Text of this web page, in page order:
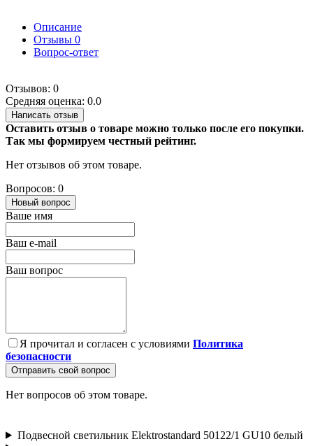
Описание
Отзывы 0
Вопрос-ответ
Отзывов: 0
Средняя оценка: 0.0
Написать отзыв
Оставить отзыв о товаре можно только после его покупки.
Так мы формируем честный рейтинг.
Нет отзывов об этом товаре.
Вопросов: 0
Новый вопрос
Ваше имя
Ваш e-mail
Ваш вопрос
Я прочитал и согласен с условиями Политика
безопасности
Отправить свой вопрос
Нет вопросов об этом товаре.
Подвесной светильник Elektrostandard 50122/1 GU10 белый